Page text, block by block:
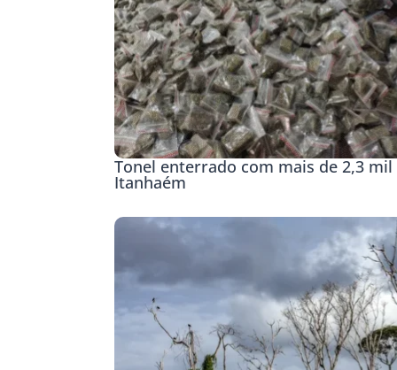
Tonel enterrado com mais de 2,3
Itanhaém